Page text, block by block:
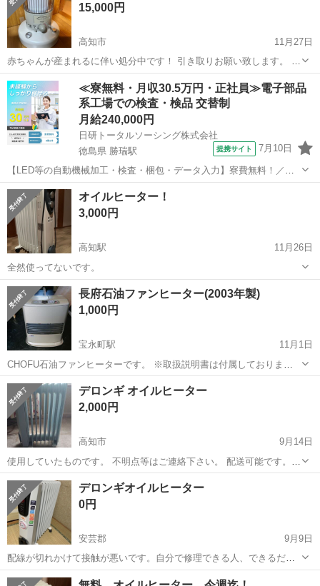
15,000円
高知市
11月27日
赤ちゃんが産まれるに伴い処分中です！ 引き取りお願い致します。 コ
ンクリート9畳、木造7畳まで 購入時のダンボールでお渡しできます🥺
数年前に新品購入(30000円程)しましたが、ほとんど使っていなかった
のでかなりの...
高知 高知市 季節、空調家電 トヨトミ
≪寮無料・月収30.5万円・正社員≫電子部品
系工場での検査・検品 交替制
月給240,000円
日研トータルソーシング株式会社
徳島県 勝瑞駅
提携サイト 7月10日
【LED等の自動機械加工・検査・梱包・データ入力】寮費無料！／年
間休日は130日以上／未経験OK！ お仕事について スマートフォンやパ
ソコン、車などに使われるLED等の電子部品の製造とそれに付帯する
作業になります。①部品を...
徳島 鳴門市 勝瑞駅 その他
オイルヒーター！
3,000円
高知駅
11月26日
全然使ってないです。
高知 高知市 高知駅 季節、空調家電
長府石油ファンヒーター(2003年製)
1,000円
宝永町駅
11月1日
CHOFU石油ファンヒーターです。 ※取扱説明書は付属しておりませ
ん。 必要な方はホームページからご確認 お願いします。 ※中古品の
為、写真には写らないキズ スレ、ヘコミ、臭い等があります。 ※
電源スイ...
高知 高知市 宝永町駅 季節、空調家電
石油ファンヒーター
デロンギ オイルヒーター
2,000円
高知市
9月14日
使用していたものです。 不明点等はご連絡下さい。 配送可能です。ご
相談下さい。
高知 高知市 季節、空調家電 デロンギ
デロンギオイルヒーター
0円
安芸郡
9月9日
配線が切れかけて接触が悪いです。自分で修理できる人、できるだけ
早くとりにきてくれる方を優先させていただきます。 よろしくおねが
高知 安芸郡 季節、空調家電 デロンギ